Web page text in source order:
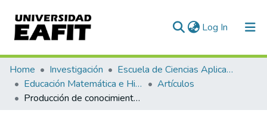
Log In (current)
Communities & Collections
All of DSpace
Home Investigación
Escuela de Ciencias Aplicadas e Ingeniería
Educación Matemática e Historia (EAFIT - U de A)
Artículos
Producción de conocimiento geométrico en un colectivo de maestros con doblado de papel